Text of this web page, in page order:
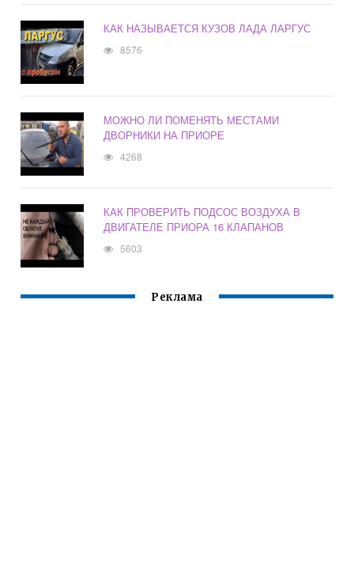
КАК НАЗЫВАЕТСЯ КУЗОВ ЛАДА ЛАРГУС
8576
МОЖНО ЛИ ПОМЕНЯТЬ МЕСТАМИ
ДВОРНИКИ НА ПРИОРЕ
4268
КАК ПРОВЕРИТЬ ПОДСОС ВОЗДУХА В
ДВИГАТЕЛЕ ПРИОРА 16 КЛАПАНОВ
5603
Реклама